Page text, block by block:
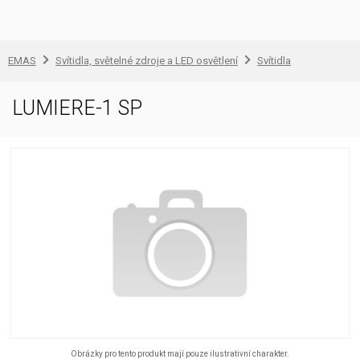
EMAS Svítidla, světelné zdroje a LED osvětlení Svítidla
LUMIERE-1 SP
Obrázky pro tento produkt mají pouze ilustrativní charakter.